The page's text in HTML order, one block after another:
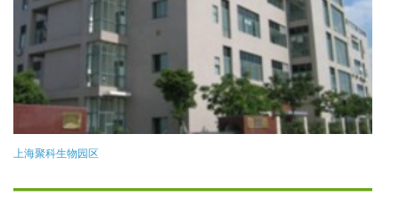
上海聚科生物园区